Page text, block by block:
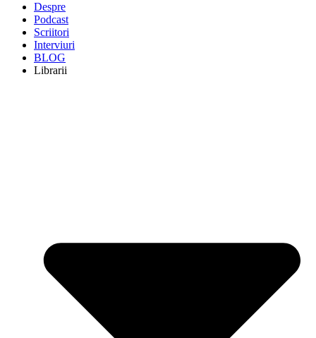
Despre
Podcast
Scriitori
Interviuri
BLOG
Librarii